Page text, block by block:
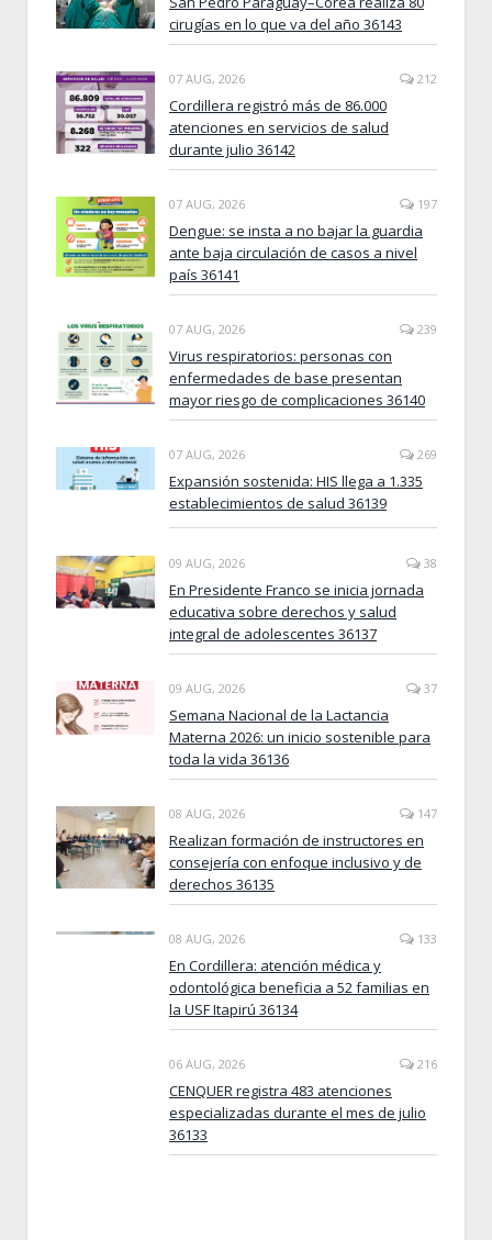
cirugías en lo que va del año 36143
07 AUG, 2026 212
Cordillera registró más de 86.000
atenciones en servicios de salud
durante julio 36142
07 AUG, 2026 197
Dengue: se insta a no bajar la guardia
ante baja circulación de casos a nivel
país 36141
07 AUG, 2026 239
Virus respiratorios: personas con
enfermedades de base presentan
mayor riesgo de complicaciones 36140
07 AUG, 2026 269
Expansión sostenida: HIS llega a 1.335
establecimientos de salud 36139
09 AUG, 2026 38
En Presidente Franco se inicia jornada
educativa sobre derechos y salud
integral de adolescentes 36137
09 AUG, 2026 37
Semana Nacional de la Lactancia
Materna 2026: un inicio sostenible para
toda la vida 36136
08 AUG, 2026 147
Realizan formación de instructores en
consejería con enfoque inclusivo y de
derechos 36135
08 AUG, 2026 133
En Cordillera: atención médica y
odontológica beneficia a 52 familias en
la USF Itapirú 36134
06 AUG, 2026 216
CENQUER registra 483 atenciones
especializadas durante el mes de julio
36133